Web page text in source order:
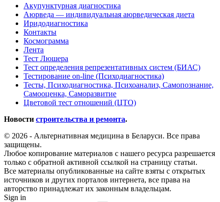
Акупунктурная диагностика
Аюрведа — индивидуальная аюрведическая диета
Иридодиагностика
Контакты
Космограмма
Лента
Тест Люшера
Тест определения репрезентативных систем (БИАС)
Тестирование on-line (Психодиагностика)
Тесты, Психодиагностика, Психоанализ, Самопознание,
Самооценка, Саморазвитие
Цветовой тест отношений (ЦТО)
Новости строительства и ремонта.
© 2026 - Альтернативная медицина в Беларуси. Все права
защищены.
Любое копирование материалов с нашего ресурса разрешается
только с обратной активной ссылкой на страницу статьи.
Все материалы опубликованные на сайте взяты с открытых
источников и других порталов интернета, все права на
авторство принадлежат их законным владельцам.
Sign in